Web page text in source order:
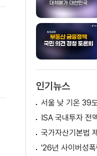
인기뉴스